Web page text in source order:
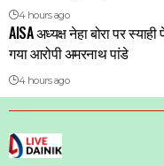
4 hours ago
AISA अध्यक्ष नेहा बोरा पर
गया आरोपी अमरनाथ पांडे
4 hours ago